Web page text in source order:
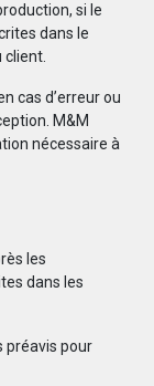
si le
dans le
cas d’erreur ou
M&M
nécessaire à
les
dans les
préavis pour